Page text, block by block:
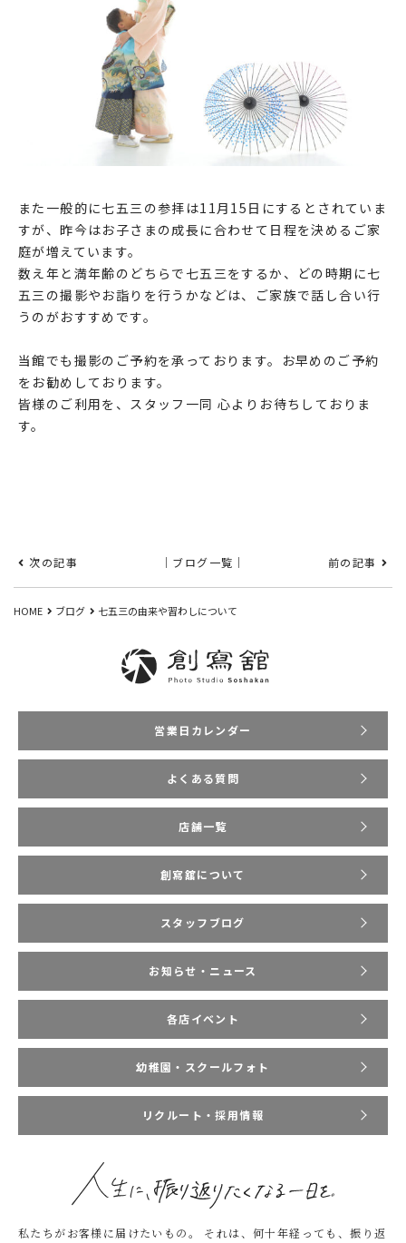
また一般的に七五三の参拝は11月15日にするとされていま
すが、昨今はお子さまの成長に合わせて日程を決めるご家
庭が増えています。
数え年と満年齢のどちらで七五三をするか、どの時期に七
五三の撮影やお詣りを行うかなどは、ご家族で話し合い行
うのがおすすめです。
当館でも撮影のご予約を承っております。お早めのご予約
をお勧めしております。
皆様のご利用を、スタッフ一同 心よりお待ちしておりま
す。
次の記事 ｜ブログ一覧｜ 前の記事
HOME ブログ 七五三の由来や習わしについて
営業日カレンダー
よくある質問
店舗一覧
創寫舘について
スタッフブログ
お知らせ・ニュース
各店イベント
幼稚園・スクールフォト
リクルート・採用情報
私たちがお客様に届けたいもの。 それは、何十年経っても、振り返